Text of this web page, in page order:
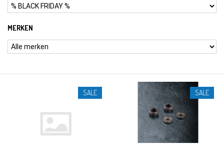
MERKEN
SALE SALE